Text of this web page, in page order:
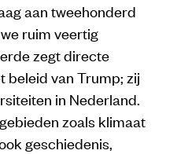
aan tweehonderd
ruim veertig
zegt directe
beleid van Trump; zij
in Nederland.
zoals klimaat
geschiedenis,